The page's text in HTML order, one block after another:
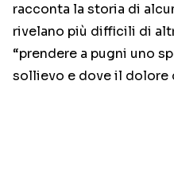
racconta la storia di
rivelano più difficili di
“prendere a pugni uno
sollievo e dove il dolore